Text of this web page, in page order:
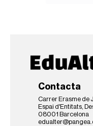
…
Contacta
Carrer Erasme de
Espai d'Entitats,
08001 Barcelona